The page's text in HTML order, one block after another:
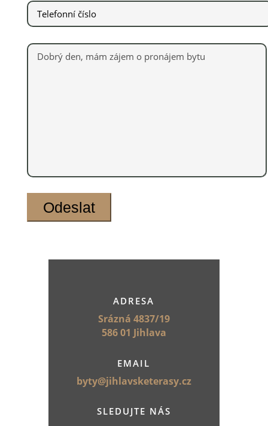
ADRESA
Srázná 4837/19
586 01 Jihlava
EMAIL
byty@jihlavsketerasy.cz
SLEDUJTE NÁS